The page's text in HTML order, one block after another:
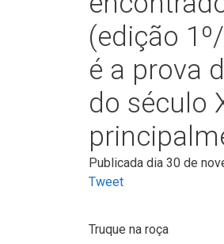
(edição
é a prova
do século
Publicada dia 30 de
Tweet
Truque na roça